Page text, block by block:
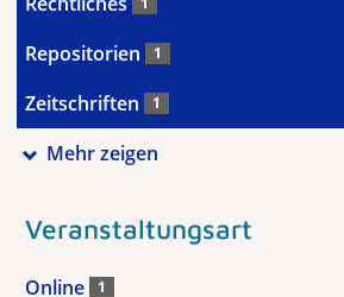
Repositorien 1
Zeitschriften 1
Mehr zeigen
Veranstaltungsart
Online 1